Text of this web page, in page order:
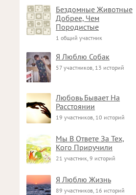
Бездомные Животные
Добрее, Чем
Породистые
1 общий участник
Я Люблю Собак
57 участников, 13 историй
Любовь Бывает На
Расстоянии
19 участников, 10 историй
Мы В Ответе За Тех,
Кого Приручили
21 участник, 9 историй
Я Люблю Жизнь
89 участников, 16 историй